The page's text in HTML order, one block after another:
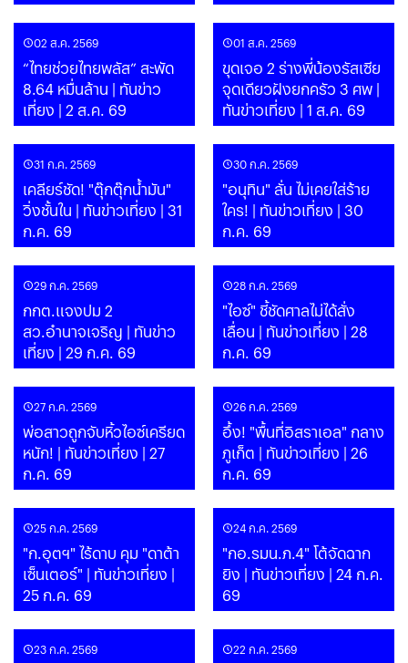
02 ส.ค. 2569
“ไทยช่วยไทยพลัส” สะพัด
8.64 หมื่นล้าน | ทันข่าว
เที่ยง | 2 ส.ค. 69
01 ส.ค. 2569
ขุดเจอ 2 ร่างพี่น้องรัสเซีย
จุดเดียวฝังยกครัว 3 ศพ |
ทันข่าวเที่ยง | 1 ส.ค. 69
31 ก.ค. 2569
เคลียร์ชัด! "ตุ๊กตุ๊กน้ำมัน"
วิ่งชั้นใน | ทันข่าวเที่ยง | 31
ก.ค. 69
30 ก.ค. 2569
"อนุทิน" ลั่น ไม่เคยใส่ร้าย
ใคร! | ทันข่าวเที่ยง | 30
ก.ค. 69
29 ก.ค. 2569
กกต.แจงปม 2
สว.อำนาจเจริญ | ทันข่าว
เที่ยง | 29 ก.ค. 69
28 ก.ค. 2569
"ไอซ์" ชี้ชัดศาลไม่ได้สั่ง
เลื่อน | ทันข่าวเที่ยง | 28
ก.ค. 69
27 ก.ค. 2569
พ่อสาวถูกจับหิ้วไอซ์เครียด
หนัก! | ทันข่าวเที่ยง | 27
ก.ค. 69
26 ก.ค. 2569
อึ้ง! "พื้นที่อิสราเอล" กลาง
ภูเก็ต | ทันข่าวเที่ยง | 26
ก.ค. 69
25 ก.ค. 2569
"ก.อุตฯ" ไร้ดาบ คุม "ดาต้า
เซ็นเตอร์" | ทันข่าวเที่ยง |
25 ก.ค. 69
24 ก.ค. 2569
"กอ.รมน.ภ.4" โต้จัดฉาก
ยิง | ทันข่าวเที่ยง | 24 ก.ค.
69
23 ก.ค. 2569 22 ก.ค. 2569